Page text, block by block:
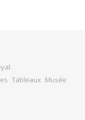
.
Tableaux Musée